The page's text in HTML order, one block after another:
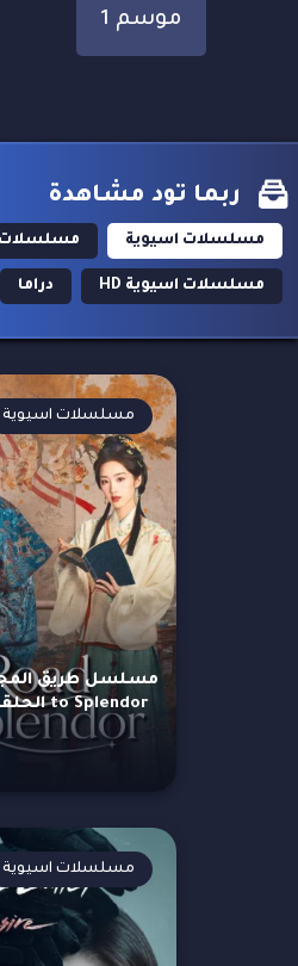
موسم 1
ربما تود مشاهدة
مسلسلات اسيوية مسلسلات
مسلسلات اسيوية HD دراما
to Splendor الحلقة 1 مترجمة
مسلسلات اسيوية
مسلسلات اسيوية